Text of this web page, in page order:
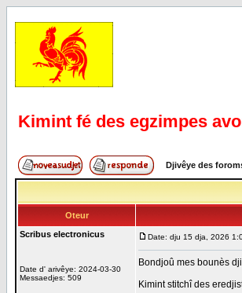
Kimint fé des egzimpes
Djivêye des
Oteur
Scribus electronicus
Date d' arivêye: 2024-03-30
Messaedjes: 509
Date: dju 15 dja, 2026
Bondjoû mes bounès
Kimint stitchî des